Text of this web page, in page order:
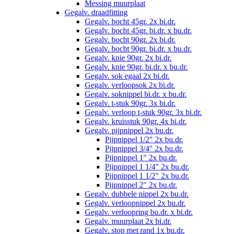
Messing muurplaat
Gegalv. draadfitting
Gegalv. bocht 45gr. 2x bi.dr.
Gegalv. bocht 45gr. bi.dr. x bu.dr.
Gegalv. bocht 90gr. 2x bi.dr.
Gegalv. bocht 90gr. bi.dr. x bu.dr.
Gegalv. knie 90gr. 2x bi.dr.
Gegalv. knie 90gr. bi.dr. x bu.dr.
Gegalv. sok egaal 2x bi.dr.
Gegalv. verloopsok 2x bi.dr.
Gegalv. soknippel bi.dr. x bu.dr.
Gegalv. t-stuk 90gr. 3x bi.dr.
Gegalv. verloop t-stuk 90gr. 3x bi.dr.
Gegalv. kruisstuk 90gr. 4x bi.dr.
Gegalv. pijpnippel 2x bu.dr.
Pijpnippel 1/2" 2x bu.dr.
Pijpnippel 3/4" 2x bu.dr.
Pijpnippel 1" 2x bu.dr.
Pijpnippel 1 1/4" 2x bu.dr.
Pijpnippel 1 1/2" 2x bu.dr.
Pijpnippel 2" 2x bu.dr.
Gegalv. dubbele nippel 2x bu.dr.
Gegalv. verloopnippel 2x bu.dr.
Gegalv. verloopring bu.dr. x bi.dr.
Gegalv. muurplaat 2x bi.dr.
Gegalv. stop met rand 1x bu.dr.